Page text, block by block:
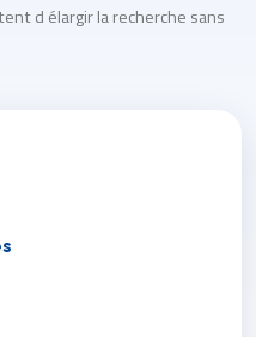
d élargir la recherche sans